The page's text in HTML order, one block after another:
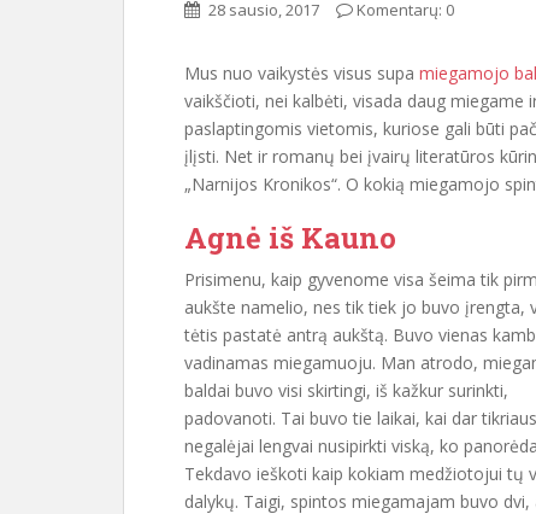
28 sausio, 2017 Komentarų: 0
Mus nuo vaikystės visus supa miegamojo
vaikščioti, nei kalbėti, visada daug miegame
paslaptingomis vietomis, kuriose gali būti
įlįsti. Net ir romanų bei įvairų literatūros
„Narnijos Kronikos“. O kokią miegamojo
Agnė iš Kauno
Prisimenu, kaip gyvenome visa šeima tik
aukšte namelio, nes tik tiek jo buvo įrengta,
tėtis pastatė antrą aukštą. Buvo vienas
vadinamas miegamuoju. Man atrodo,
baldai buvo visi skirtingi, iš kažkur surinkti,
padovanoti. Tai buvo tie laikai, kai dar
negalėjai lengvai nusipirkti viską, ko
Tekdavo ieškoti kaip kokiam medžiotojui tų
dalykų. Taigi, spintos miegamajam buvo dvi,